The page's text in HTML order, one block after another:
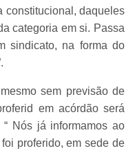
constitucional, daqueles
categoria em si. Passa
sindicato, na forma do
sem previsão de
em acórdão será
Nós já informamos ao
proferido, em sede de